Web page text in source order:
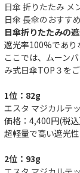
日傘 折りたたみ
日傘 長傘のおすす
日傘折りたたみの
遮光率100%であり
ここでは、ムーン
み式日傘TOP３をご
1位：82g
エスタ マジカルテ
価格：4,400円(税込
超軽量で高い遮光
2位：93g